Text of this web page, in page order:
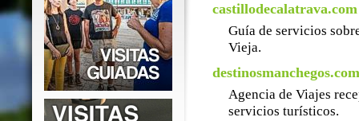
castillodecalatrava.com
Guía de servicios
Vieja.
destinosmanchegos.com
Agencia de Viajes
servicios turísticos.